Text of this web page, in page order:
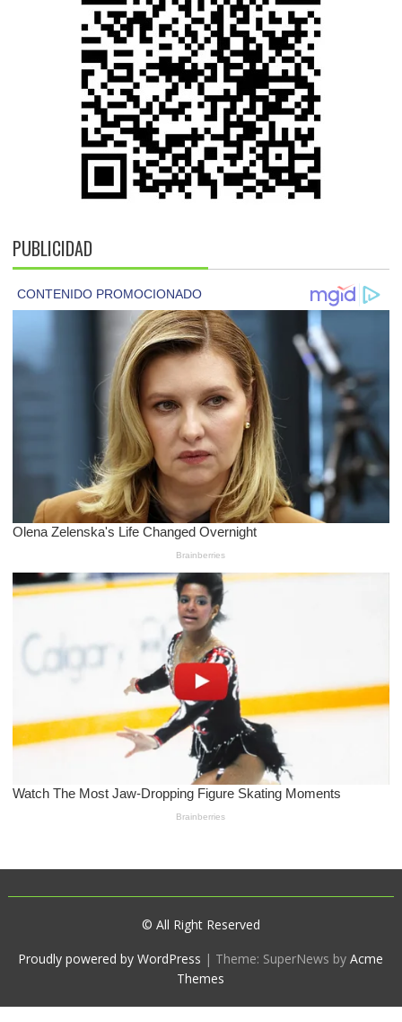
PUBLICIDAD
© All Right Reserved
Proudly powered by WordPress | Theme: SuperNews byAcme
Themes